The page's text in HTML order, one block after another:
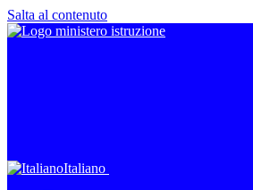
Salta al contenuto
Italiano